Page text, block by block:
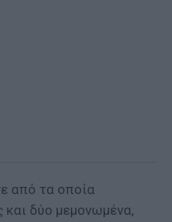
από τα οποία
δύο μεμονωμένα,